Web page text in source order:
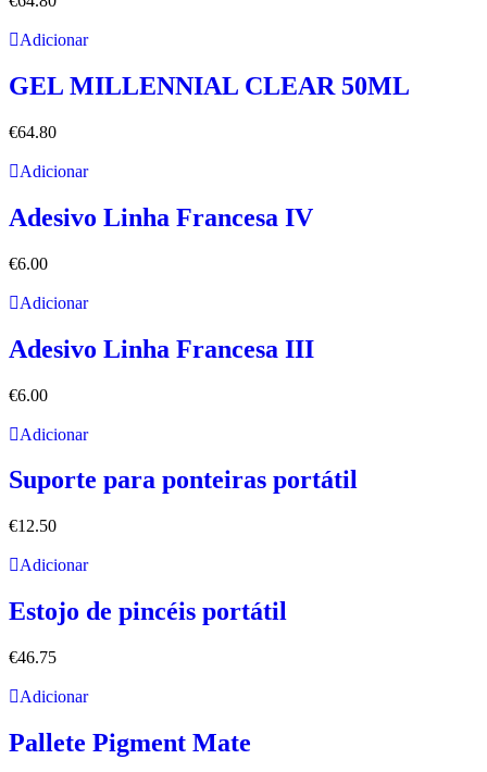
Adicionar
GEL MILLENNIAL CLEAR 50ML
€64.80
Adicionar
Adesivo Linha Francesa IV
€6.00
Adicionar
Adesivo Linha Francesa III
€6.00
Adicionar
Suporte para ponteiras portátil
€12.50
Adicionar
Estojo de pincéis portátil
€46.75
Adicionar
Pallete Pigment Mate